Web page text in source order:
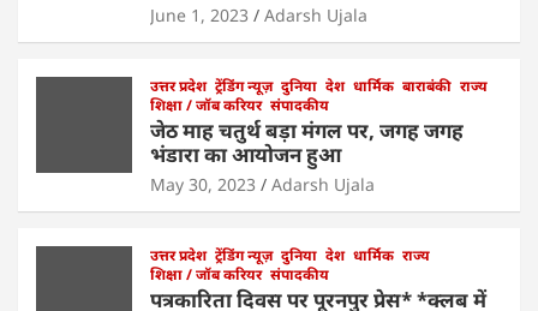
June 1, 2023 Adarsh Ujala
उत्तर प्रदेश ट्रेंडिंग न्यूज़ दुनिया देश धार्मिक बाराबंकी राज्य
शिक्षा / जॉब करियर संपादकीय
जेठ माह चतुर्थ बड़ा मंगल पर, जगह जगह
भंडारा का आयोजन हुआ
May 30, 2023 Adarsh Ujala
उत्तर प्रदेश ट्रेंडिंग न्यूज़ दुनिया देश धार्मिक राज्य
शिक्षा / जॉब करियर संपादकीय
पत्रकारिता दिवस पर पूरनपुर प्रेस* *क्लब में